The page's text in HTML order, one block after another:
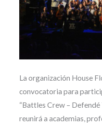
La organización House
convocatoria para
“Battles Crew – Defendé
reunirá a academias,